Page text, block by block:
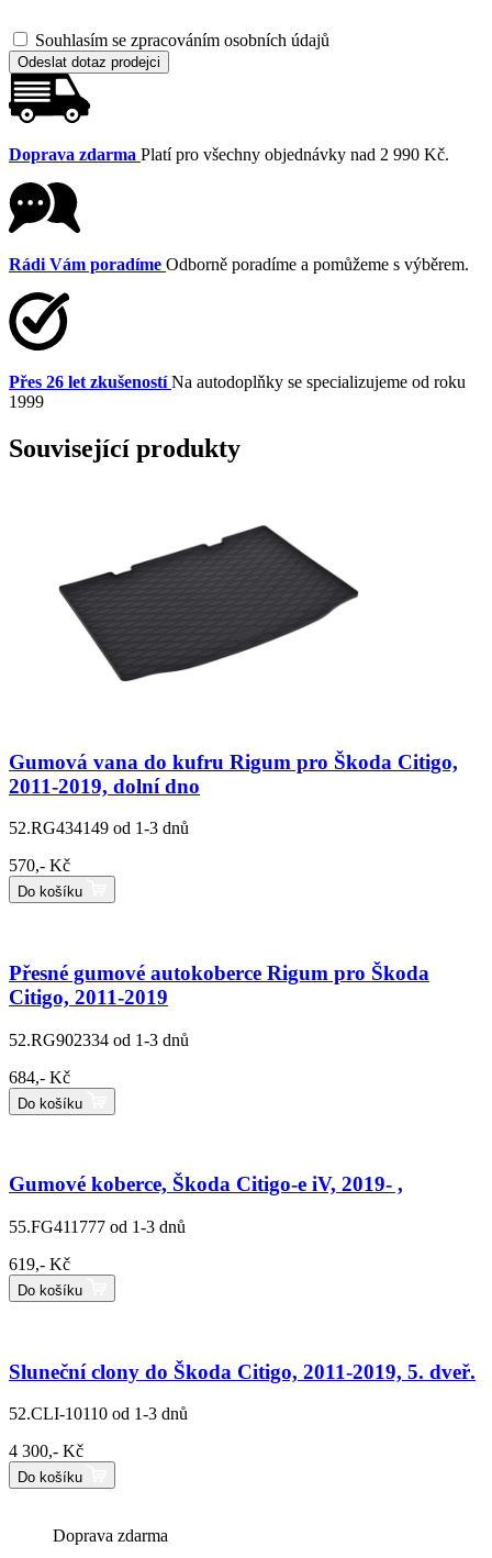
Souhlasím se zpracováním osobních údajů
Odeslat dotaz prodejci
Doprava zdarma Platí pro všechny objednávky nad 2 990 Kč.
Rádi Vám poradíme Odborně poradíme a pomůžeme s výběrem.
Přes 26 let zkušeností Na autodoplňky se specializujeme od roku
1999
Související produkty
Gumová vana do kufru Rigum pro Škoda Citigo,
2011-2019, dolní dno
52.RG434149 od 1-3 dnů
570,- Kč
Do košíku
Přesné gumové autokoberce Rigum pro Škoda
Citigo, 2011-2019
52.RG902334 od 1-3 dnů
684,- Kč
Do košíku
Gumové koberce, Škoda Citigo-e iV, 2019- ,
55.FG411777 od 1-3 dnů
619,- Kč
Do košíku
Sluneční clony do Škoda Citigo, 2011-2019, 5. dveř.
52.CLI-10110 od 1-3 dnů
4 300,- Kč
Do košíku
Doprava zdarma